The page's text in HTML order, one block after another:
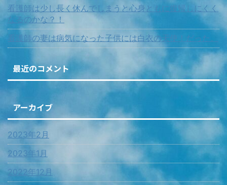
看護師は少し長く休んでしまうと心身ともに復帰しにくく
なるのかな？！
看護師の妻は病気になった子供には白衣の天使！だった。
最近のコメント
アーカイブ
2023年2月
2023年1月
2022年12月